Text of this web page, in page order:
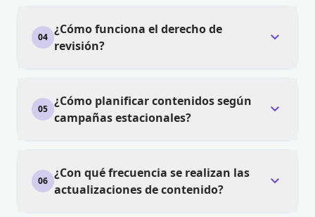
04
¿Cómo funciona el derecho de
revisión?
expand_more
05
¿Cómo planificar contenidos según
campañas estacionales?
expand_more
06
¿Con qué frecuencia se realizan las
actualizaciones de contenido?
expand_more